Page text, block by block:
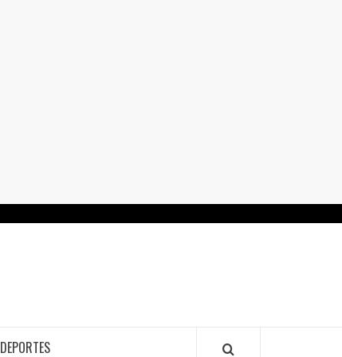
DEPORTES